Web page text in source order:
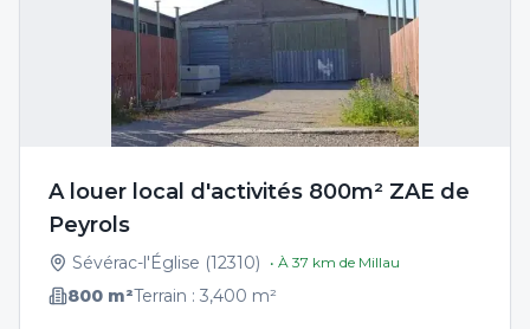
A louer local d'activités 800m² ZAE de
Peyrols
Sévérac-l'Église (12310) • À 37 km de Millau
800 m²Terrain : 3,400 m²